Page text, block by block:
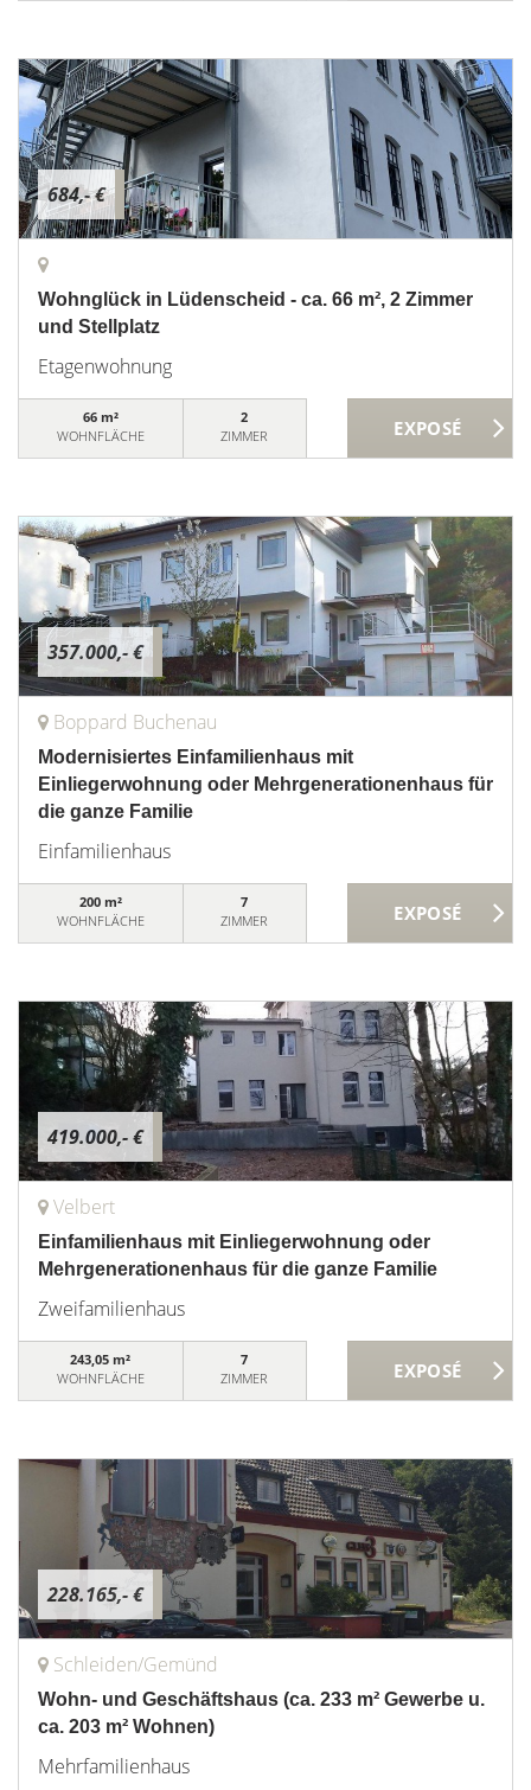
684,- €
Wohnglück in Lüdenscheid - ca. 66 m², 2 Zimmer
und Stellplatz
Etagenwohnung
66 m²
WOHNFLÄCHE
2
ZIMMER
357.000,- €
Boppard Buchenau
Modernisiertes Einfamilienhaus mit
Einliegerwohnung oder Mehrgenerationenhaus für
die ganze Familie
Einfamilienhaus
200 m²
WOHNFLÄCHE
7
ZIMMER
419.000,- €
Velbert
Einfamilienhaus mit Einliegerwohnung oder
Mehrgenerationenhaus für die ganze Familie
Zweifamilienhaus
243,05 m²
WOHNFLÄCHE
7
ZIMMER
228.165,- €
Schleiden/Gemünd
Wohn- und Geschäftshaus (ca. 233 m² Gewerbe u.
ca. 203 m² Wohnen)
Mehrfamilienhaus